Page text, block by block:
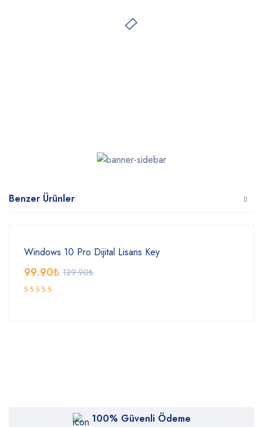
Benzer Ürünler
Windows 10 Pro Dijital Lisans Key
129.90₺
99.90₺
100% Güvenli Ödeme